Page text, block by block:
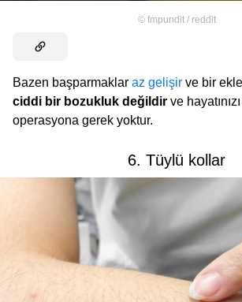
© fmpundit / reddit
Bazen başparmaklar az gelişir ve bir
ciddi bir bozukluk değildir ve
operasyona gerek yoktur.
6. Tüylü kollar